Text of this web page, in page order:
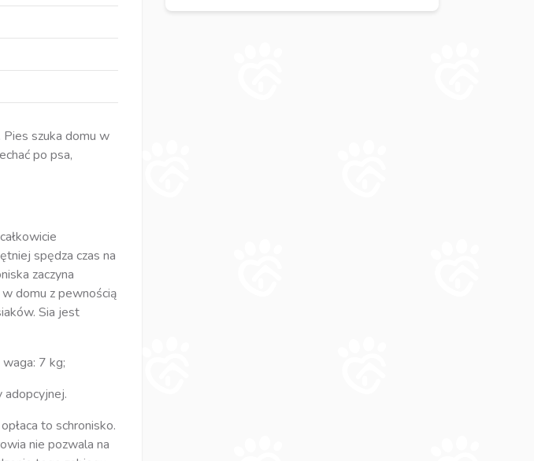
szuka domu w
po psa,
spędza czas na
zaczyna
domu z pewnością
Sia jest
7 kg;
to schronisko.
nie pozwala na